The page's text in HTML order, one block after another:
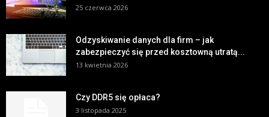
25 czerwca 2026
Odzyskiwanie danych dla firm – jak
zabezpieczyć się przed kosztowną utratą...
13 kwietnia 2026
Czy DDR5 się opłaca?
3 listopada 2025